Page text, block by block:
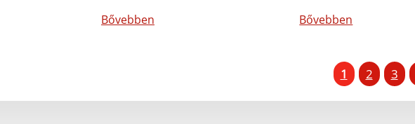
Bővebben Bővebben
1 2 3